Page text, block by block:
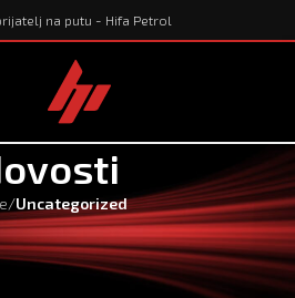
na putu - Hifa Petrol
/Uncategorized
zalogaja uz Hifa